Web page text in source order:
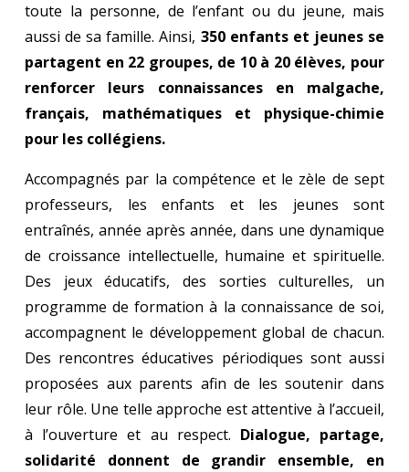
toute la personne, de l’enfant ou du jeune, mais
aussi de sa famille. Ainsi, 350 enfants et jeunes se
partagent en 22 groupes, de 10 à 20 élèves, pour
renforcer leurs connaissances en malgache,
français, mathématiques et physique-chimie
pour les collégiens.
Accompagnés par la compétence et le zèle de sept
professeurs, les enfants et les jeunes sont
entraînés, année après année, dans une dynamique
de croissance intellectuelle, humaine et spirituelle.
Des jeux éducatifs, des sorties culturelles, un
programme de formation à la connaissance de soi,
accompagnent le développement global de chacun.
Des rencontres éducatives périodiques sont aussi
proposées aux parents afin de les soutenir dans
leur rôle. Une telle approche est attentive à l’accueil,
à l’ouverture et au respect. Dialogue, partage,
solidarité donnent de grandir ensemble, en